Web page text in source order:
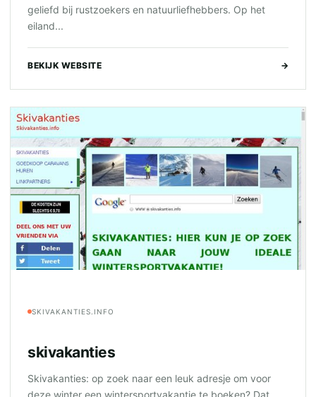
geliefd bij rustzoekers en natuurliefhebbers. Op het
eiland...
BEKIJK WEBSITE →
SKIVAKANTIES.INFO
skivakanties
Skivakanties: op zoek naar een leuk adresje om voor
deze winter een wintersportvakantie te boeken? Dat